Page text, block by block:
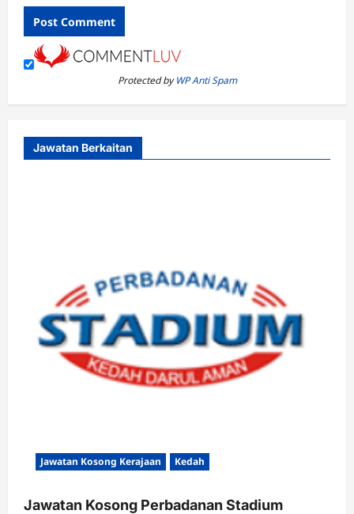
Protected byWP Anti Spam
Jawatan Berkaitan
Jawatan Kosong Kerajaan Kedah
Jawatan Kosong Perbadanan Stadium